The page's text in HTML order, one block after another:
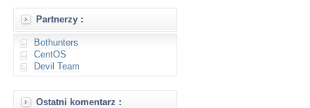
Partnerzy :
Bothunters
CentOS
Devil Team
Ostatni komentarz :